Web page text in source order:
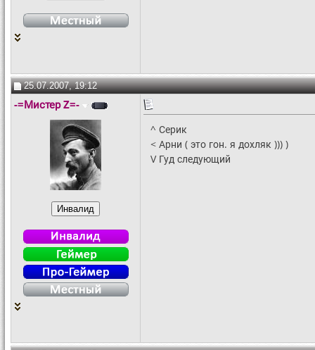
25.07.2007, 19:12
-=Мистер Z=-
^ Серик
< Арни ( это гон. я дохляк ))) )
V Гуд следующий